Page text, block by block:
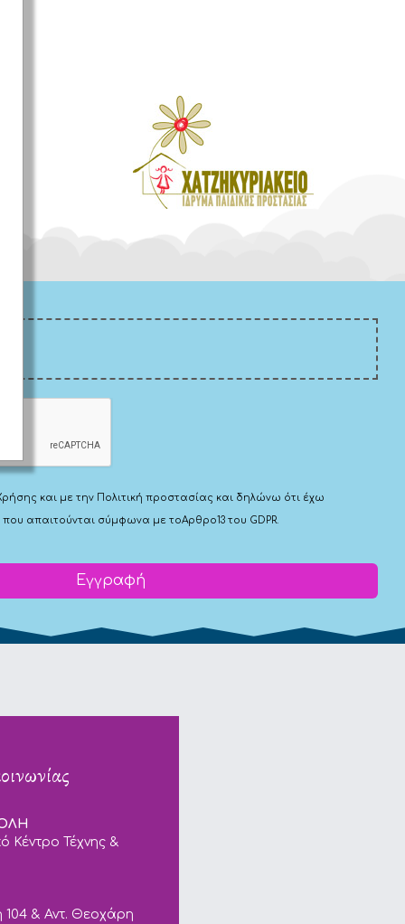
και με την Πολιτική προστασίας και δηλώνω ότι έχω
που απαιτούνται σύμφωνα με τοΑρθρο13 του GDPR.
Εγγραφή
Κέντρο Τέχνης &
104 & Αντ. Θεοχάρη